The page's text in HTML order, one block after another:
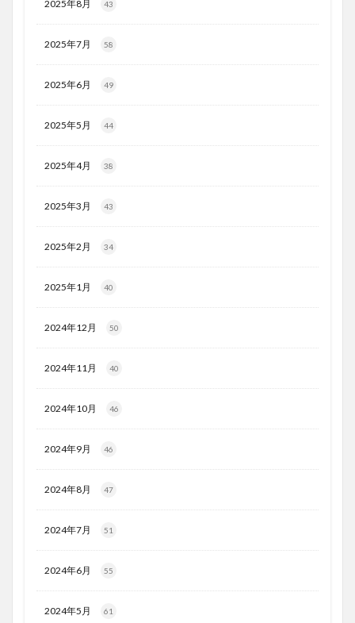
2025年8月 43
2025年7月 58
2025年6月 49
2025年5月 44
2025年4月 38
2025年3月 43
2025年2月 34
2025年1月 40
2024年12月 50
2024年11月 40
2024年10月 46
2024年9月 46
2024年8月 47
2024年7月 51
2024年6月 55
2024年5月 61